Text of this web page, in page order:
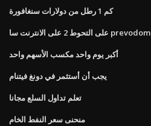
كم 1 رطل من دولارات سنغافورة
على التحوط 2 على الانترنت سا prevodom
أكبر يوم واحد مكسب الأسهم واحد
يجب أن أستثمر في دونغ فيتنام
تعلم تداول السلع مجانا
منحنى سعر النفط الخام